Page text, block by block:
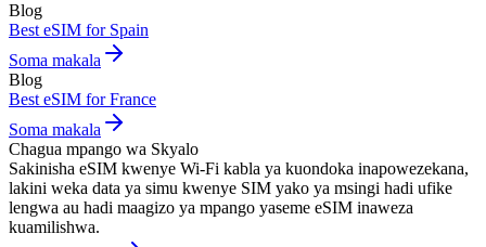
Blog
Best eSIM for Spain
Soma makala
Blog
Best eSIM for France
Soma makala
Chagua mpango wa Skyalo
Sakinisha eSIM kwenye Wi-Fi kabla ya kuondoka inapowezekana,
lakini weka data ya simu kwenye SIM yako ya msingi hadi ufike
lengwa au hadi maagizo ya mpango yaseme eSIM inaweza
kuamilishwa.